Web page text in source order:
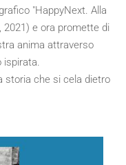
"HappyNext. Alla
2021) e ora promette di
anima attraverso
ispirata.
storia che si cela dietro